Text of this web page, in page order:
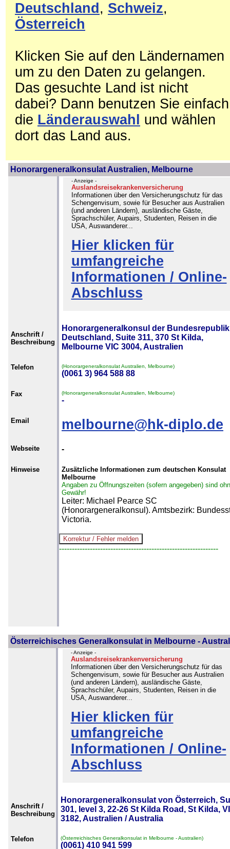
Deutschland , Schweiz,
Österreich
Klicken Sie auf den Ländernamen
um zu den Daten zu gelangen.
Das gesuchte Land ist nicht
dabei? Dann benutzen Sie einfach
die Länderauswahl
und wählen
dort das Land aus.
Honorargeneralkonsulat Australien, Melbourne
- Anzeige -
Auslandsreisekrankenversicherung
Informationen über den Versicherungschutz für das
Schengenvisum, sowie für Besucher aus Australien
(und anderen Ländern), ausländische Gäste,
Sprachschüler, Aupairs, Studenten, Reisen in die
USA, Auswanderer...
Hier klicken für
umfangreiche
Informationen / Online-
Abschluss
Anschrift /
Beschreibung
Honorargeneralkonsul der Bundesrepublik
Deutschland, Suite 311, 370 St Kilda,
Melbourne VIC 3004, Australien
Telefon (Honorargeneralkonsulat Australien, Melbourne)
(0061 3) 964 588 88
Fax (Honorargeneralkonsulat Australien, Melbourne)
-
Email melbourne@hk-diplo.de
Webseite -
Hinweise
Zusätzliche Informationen zum deutschen Konsulat
Melbourne
Angaben zu Öffnungszeiten (sofern angegeben) sind
Gewähr!
Leiter: Michael Pearce SC
(Honorargeneralkonsul). Amtsbezirk:
Victoria.
--------------------------------------------------------------
Österreichisches Generalkonsulat in Melbourne -
- Anzeige -
Auslandsreisekrankenversicherung
Informationen über den Versicherungschutz für das
Schengenvisum, sowie für Besucher aus Australien
(und anderen Ländern), ausländische Gäste,
Sprachschüler, Aupairs, Studenten, Reisen in die
USA, Auswanderer...
Hier klicken für
umfangreiche
Informationen / Online-
Abschluss
Anschrift /
Beschreibung
Honorargeneralkonsulat von Österreich,
301, level 3, 22-26 St Kilda Road, St Kilda,
3182, Australien / Australia
Telefon (Österreichisches Generalkonsulat in Melbourne - Australien)
(0061) 410 941 599